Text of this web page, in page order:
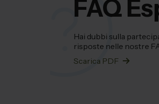
FAQ
Hai dubbi sulla
risposte nelle nostre
Scarica PDF